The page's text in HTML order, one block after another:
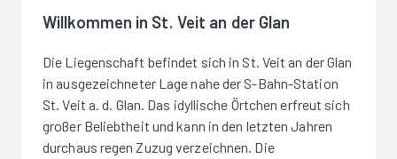
Willkommen in St. Veit an der Glan
Die Liegenschaft befindet sich in St. Veit an der Glan
in ausgezeichneter Lage nahe der S-Bahn-Station
St. Veit a. d. Glan. Das idyllische Örtchen erfreut sich
großer Beliebtheit und kann in den letzten Jahren
durchaus regen Zuzug verzeichnen. Die